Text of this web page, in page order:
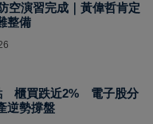
空演習完成｜黃偉哲肯定
整備
櫃買跌近2% 電子股分
逆勢撐盤